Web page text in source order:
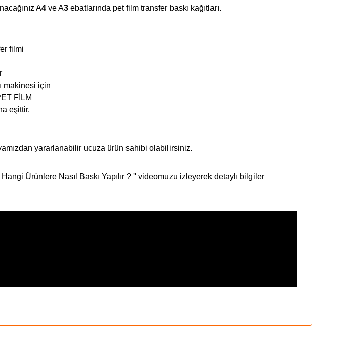
A4 ve A3 ebatlarında pet film transfer baskı kağıtları.
filmi
makinesi için
FİLM
eşittir.
yararlanabilir ucuza ürün sahibi olabilirsiniz.
Ürünlere Nasıl Baskı Yapılır ? '' videomuzu izleyerek detaylı bilgiler